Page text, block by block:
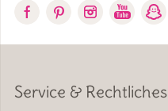
Service & Rechtliches